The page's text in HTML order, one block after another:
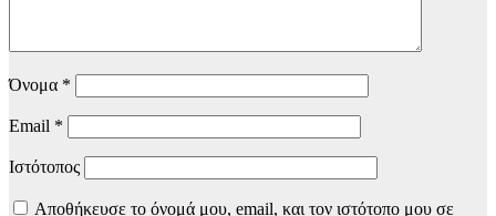
Όνομα *
Email *
Ιστότοπος
Αποθήκευσε το όνομά μου, email, και τον ιστότοπο μου σε